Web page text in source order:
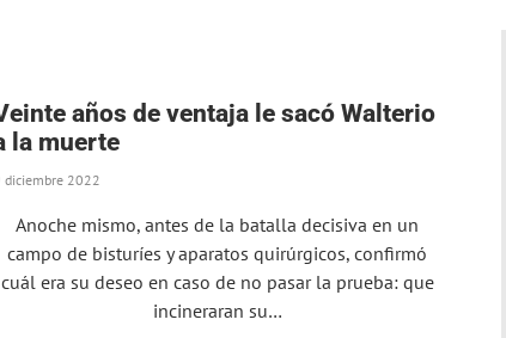
años de ventaja le sacó Walterio
la muerte
diciembre 2022
Anoche mismo, antes de la batalla decisiva en un
campo de bisturíes y aparatos quirúrgicos, confirmó
cuál era su deseo en caso de no pasar la prueba: que
incineraran su…